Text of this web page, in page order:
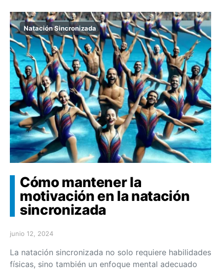
Natación Sincronizada
Cómo mantener la
motivación en la natación
sincronizada
junio 12, 2024
La natación sincronizada no solo requiere habilidades
físicas, sino también un enfoque mental adecuado